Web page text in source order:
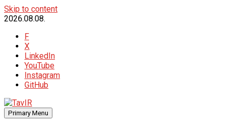
Skip to content
2026.08.08.
F
X
LinkedIn
YouTube
Instagram
GitHub
Primary Menu